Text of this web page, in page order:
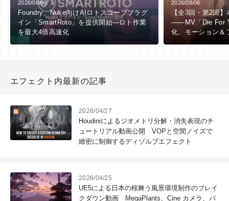
2026/08/06
Foundry、Nuke向けAIロトスコーププラグ
イン「SmartRoto」を提供開始―ロト作業
を最大4倍高速化
2026/08/06
【全3回・第2回
――MV「Die For
化、モーション＆
エフェクト内最新の記事
2026/04/27
Houdiniによるジオメトリ分解・消失表現のチ
ュートリアル動画公開 VOPと空間ノイズで
緻密に制御するディゾルブエフェクト
2026/04/25
UE5による日本の桜舞う風景環境制作のブレイ
クダウン動画 MegaPlants、Cine カメラ、パ